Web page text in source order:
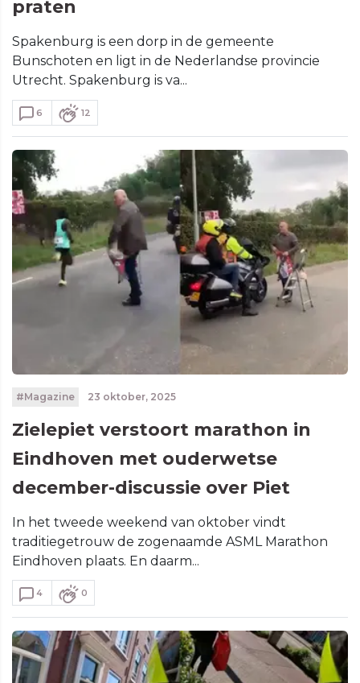
praten
Spakenburg is een dorp in de gemeente
Bunschoten en ligt in de Nederlandse provincie
Utrecht. Spakenburg is va...
6 12
#Magazine 23 oktober, 2025
Zielepiet verstoort marathon in
Eindhoven met ouderwetse
december-discussie over Piet
In het tweede weekend van oktober vindt
traditiegetrouw de zogenaamde ASML Marathon
Eindhoven plaats. En daarm...
4 0